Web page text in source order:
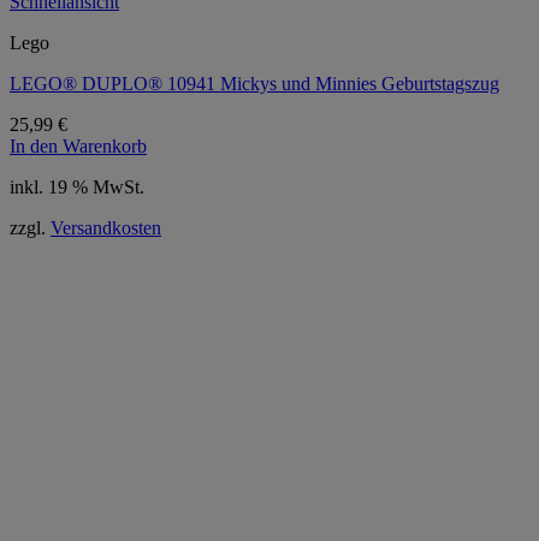
Lego
LEGO® DUPLO® 10941 Mickys und Minnies Geburtstagszug
25,99 €
In den Warenkorb
inkl. 19 % MwSt.
zzgl. Versandkosten